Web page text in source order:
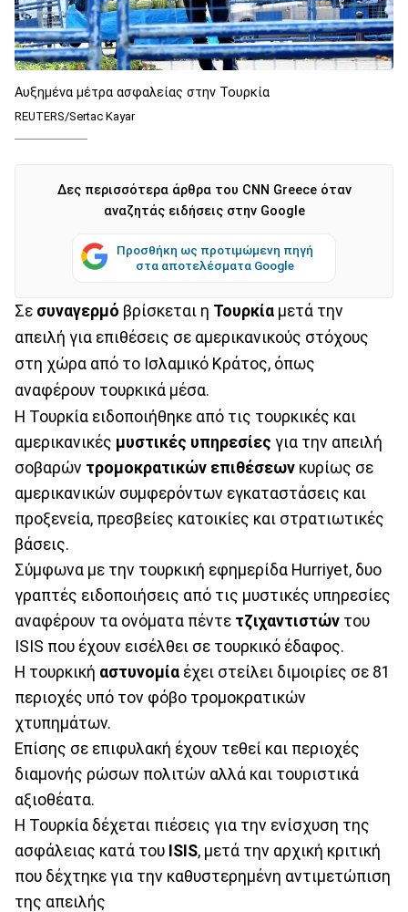
Αυξημένα μέτρα ασφαλείας στην Τουρκία
REUTERS/Sertac Kayar
Δες περισσότερα άρθρα του CNN Greece όταν
αναζητάς ειδήσεις στην Google
Προσθήκη ως προτιμώμενη πηγή
στα αποτελέσματα Google
Σε συναγερμό βρίσκεται η Τουρκία μετά την
απειλή για επιθέσεις σε αμερικανικούς στόχους
στη χώρα από το Ισλαμικό Κράτος, όπως
αναφέρουν τουρκικά μέσα.
Η Τουρκία ειδοποιήθηκε από τις τουρκικές και
αμερικανικές μυστικές υπηρεσίες για την απειλή
σοβαρών τρομοκρατικών επιθέσεων κυρίως σε
αμερικανικών συμφερόντων εγκαταστάσεις και
προξενεία, πρεσβείες κατοικίες και στρατιωτικές
βάσεις.
Σύμφωνα με την τουρκική εφημερίδα Hurriyet, δυο
γραπτές ειδοποιήσεις από τις μυστικές υπηρεσίες
αναφέρουν τα ονόματα πέντε τζιχαντιστών του
ISIS που έχουν εισέλθει σε τουρκικό έδαφος.
Η τουρκική αστυνομία έχει στείλει διμοιρίες σε 81
περιοχές υπό τον φόβο τρομοκρατικών
χτυπημάτων.
Επίσης σε επιφυλακή έχουν τεθεί και περιοχές
διαμονής ρώσων πολιτών αλλά και τουριστικά
αξιοθέατα.
Η Τουρκία δέχεται πιέσεις για την ενίσχυση της
ασφάλειας κατά του ISIS, μετά την αρχική κριτική
που δέχτηκε για την καθυστερημένη αντιμετώπιση
της απειλής